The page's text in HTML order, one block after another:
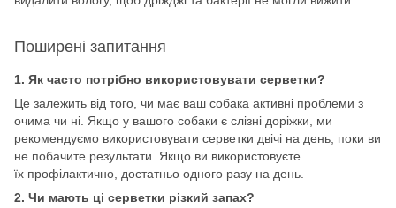
Поширені запитання
1. Як часто потрібно використовувати серветки?
Це залежить від того, чи має ваш собака активні проблеми з
очима чи ні. Якщо у вашого собаки є слізні доріжки, ми
рекомендуємо використовувати серветки двічі на день, поки ви
не побачите результати. Якщо ви використовуєте
їх профілактично, достатньо одного разу на день.
2. Чи мають ці серветки різкий запах?